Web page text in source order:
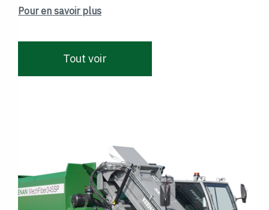
Pour en savoir plus
Tout voir